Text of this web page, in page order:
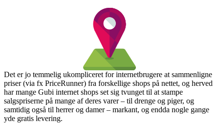
Det er jo temmelig ukompliceret for internetbrugere at sammenligne
priser (via fx PriceRunner) fra forskellige shops på nettet, og herved
har mange Gubi internet shops set sig tvunget til at stampe
salgspriserne på mange af deres varer – til drenge og piger, og
samtidig også til herrer og damer – markant, og endda nogle gange
yde gratis levering.